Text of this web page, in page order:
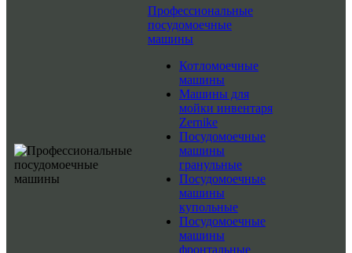
Профессиональные
посудомоечные
машины
Котломоечные
машины
Машины для
мойки инвентаря
Zernike
Посудомоечные
машины
гранульные
Посудомоечные
машины
купольные
Посудомоечные
машины
фронтальные